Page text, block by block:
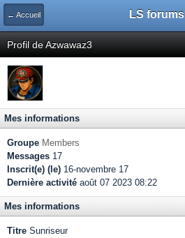
← Accueil LS forums
Profil de Azwawaz3
Mes informations
Groupe Members
Messages 17
Inscrit(e) (le) 16-novembre 17
Dernière activité août 07 2023 08:22
Mes informations
Titre Sunriseur